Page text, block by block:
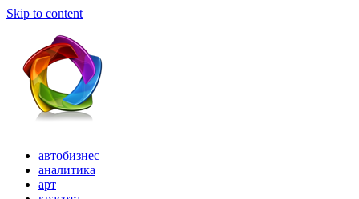
Skip to content
автобизнес
аналитика
арт